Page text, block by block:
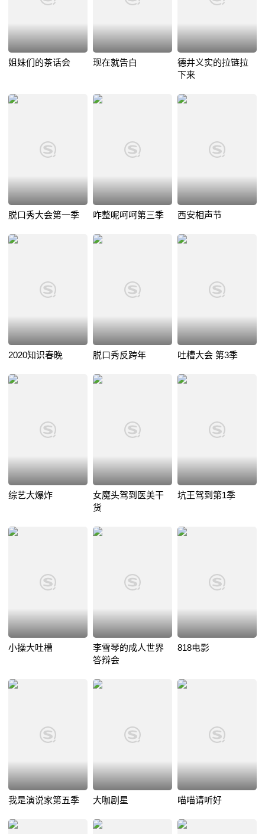
姐妹们的茶话会 现在就告白
德井义实的拉链拉
下来
脱口秀大会第一季 咋整呢呵呵第三季 西安相声节
2020知识春晚 脱口秀反跨年 吐槽大会 第3季
综艺大爆炸
女魔头驾到医美干
货
坑王驾到第1季
小操大吐槽
李雪琴的成人世界
答辩会
818电影
我是演说家第五季 大咖剧星 喵喵请听好